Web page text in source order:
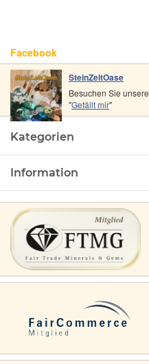
Facebook
SteinZeitOase
Besuchen Sie unsere
"Gefällt mir"
Kategorien
Information